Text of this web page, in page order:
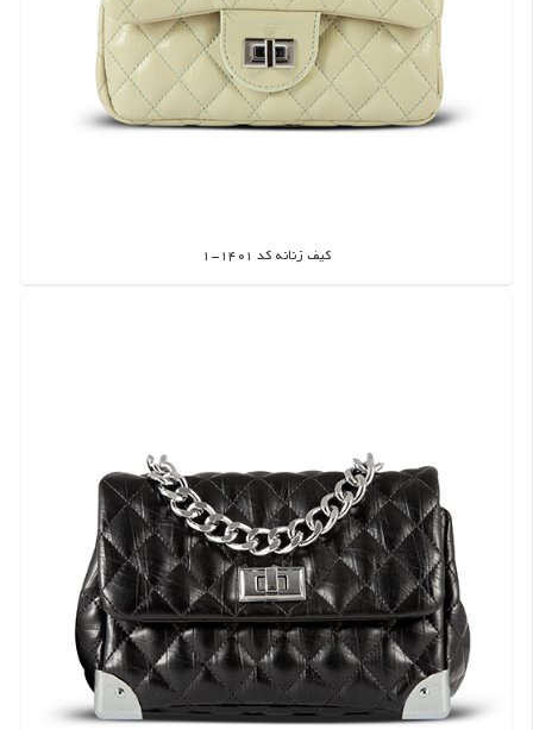
کیف زنانه کد 1401-1
اطلاعات بیشتر